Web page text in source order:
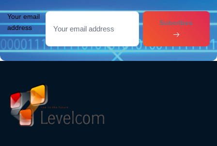
Your email
address
Subcribes